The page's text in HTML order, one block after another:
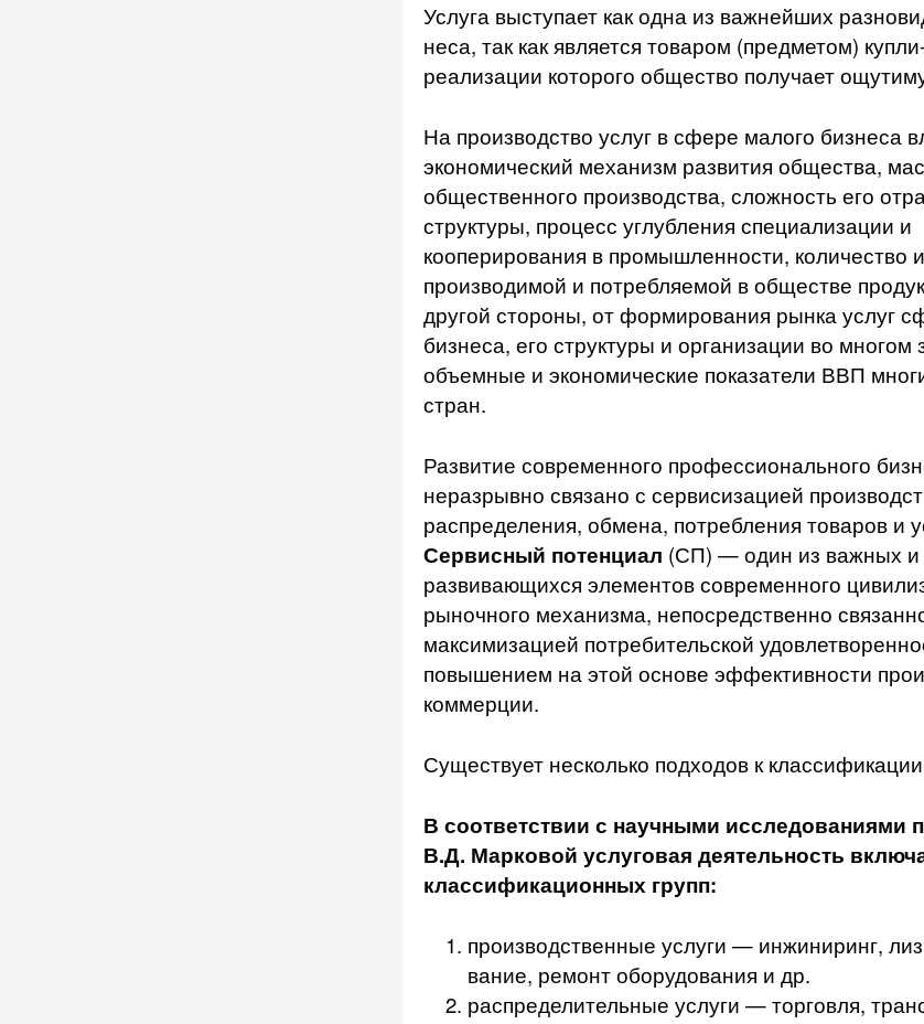
Услуга выступает как одна из важнейших
неса, так как является товаром (предметом)
реализации которого общество получает
На производство услуг в сфере малого бизнеса
экономи­ческий механизм развития общества,
общественного производства, сложность его
структуры, процесс углубления специализации и
кооперирования в промышленности, количество
производимой и потребляемой в обществе
другой стороны, от формирования рынка услуг
бизне­са, его структуры и организации во многом
объемные и эко­номические показатели ВВП
стран.
Развитие современного профессионального
неразрывно связано с сервисизацией
распределения, обмена, по­требления товаров и
Сервисный потенциал (СП) — один из важных и
развивающихся элементов современного
рыночного механизма, непосредственно
максимизацией потребительской
повышением на этой основе эффективности
коммерции.
Существует несколько подходов к классификации
В соответствии с научными исследованиями
В.Д. Мар­ковой услуговая деятельность
классификационных групп:
производственные услуги — инжиниринг,
вание, ремонт оборудования и др.
распределительные услуги — торговля,